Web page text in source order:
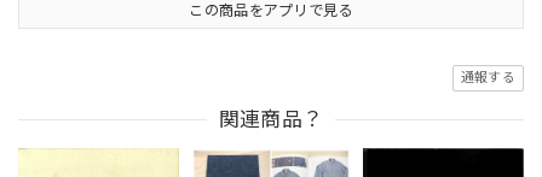
この商品をアプリで見る
通報する
関連商品？